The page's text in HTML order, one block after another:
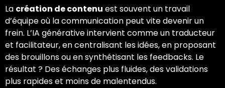
La création de contenu est souvent un travail
d’équipe où la communication peut vite devenir un
frein. L’IA générative intervient comme un traducteur
et facilitateur, en centralisant les idées, en proposant
des brouillons ou en synthétisant les feedbacks. Le
résultat ? Des échanges plus fluides, des validations
plus rapides et moins de malentendus.